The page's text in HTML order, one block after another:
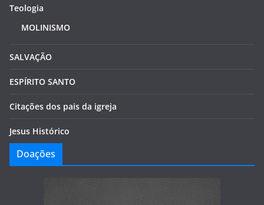
Teologia
MOLINISMO
SALVAÇÃO
ESPÍRITO SANTO
Citações dos pais da igreja
Jesus Histórico
Doações